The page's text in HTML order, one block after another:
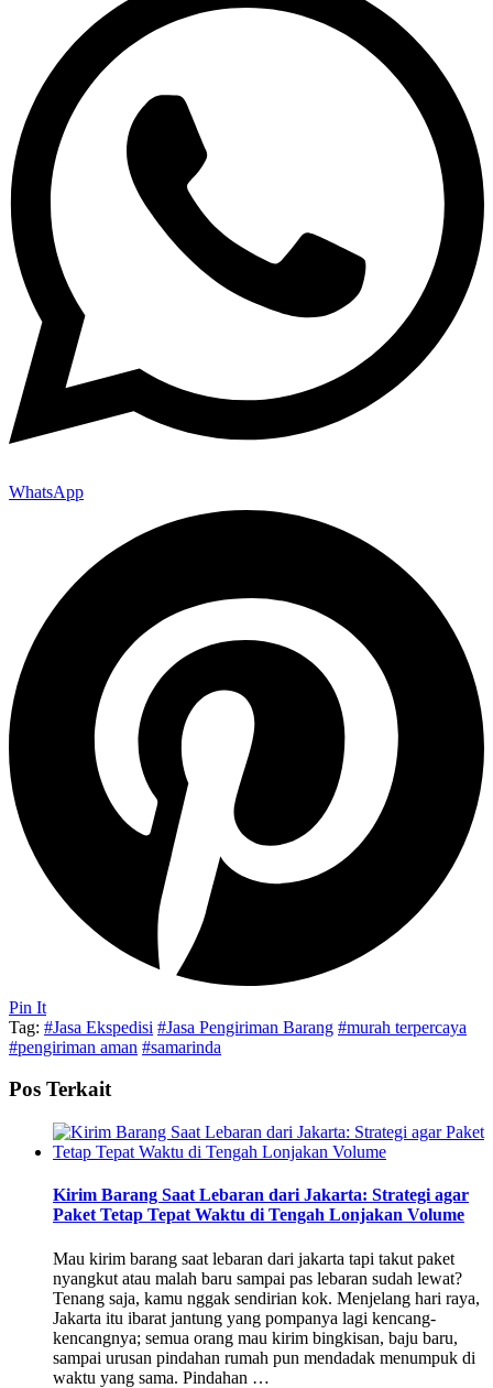
WhatsApp
Pin It
Tag: #Jasa Ekspedisi #Jasa Pengiriman Barang #murah terpercaya
#pengiriman aman #samarinda
Pos Terkait
Kirim Barang Saat Lebaran dari Jakarta: Strategi agar
Paket Tetap Tepat Waktu di Tengah Lonjakan Volume
Mau kirim barang saat lebaran dari jakarta tapi takut paket
nyangkut atau malah baru sampai pas lebaran sudah lewat?
Tenang saja, kamu nggak sendirian kok. Menjelang hari raya,
Jakarta itu ibarat jantung yang pompanya lagi kencang-
kencangnya; semua orang mau kirim bingkisan, baju baru,
sampai urusan pindahan rumah pun mendadak menumpuk di
waktu yang sama. Pindahan …